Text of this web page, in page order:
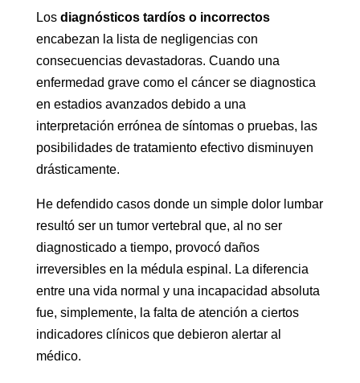
Los diagnósticos tardíos o incorrectos
encabezan la lista de negligencias con
consecuencias devastadoras. Cuando una
enfermedad grave como el cáncer se diagnostica
en estadios avanzados debido a una
interpretación errónea de síntomas o pruebas, las
posibilidades de tratamiento efectivo disminuyen
drásticamente.
He defendido casos donde un simple dolor lumbar
resultó ser un tumor vertebral que, al no ser
diagnosticado a tiempo, provocó daños
irreversibles en la médula espinal. La diferencia
entre una vida normal y una incapacidad absoluta
fue, simplemente, la falta de atención a ciertos
indicadores clínicos que debieron alertar al
médico.